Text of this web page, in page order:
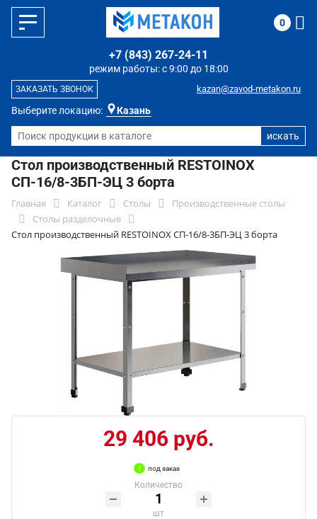
Выберите локацию: Казань
режим работы: с 9:00 до 18:00
+7 (843) 267-24-11
kazan@zavod-metakon.ru
ЗАКАЗАТЬ ЗВОНОК
0
Стол производственный RESTOINOX
СП-16/8-3БП-ЭЦ 3 борта
Главная Каталог Столы
Производственные столы
Столы разделочные
Стол производственный RESTOINOX СП-16/8-3БП-ЭЦ 3 борта
29 406 руб.
под заказ
Количество
шт